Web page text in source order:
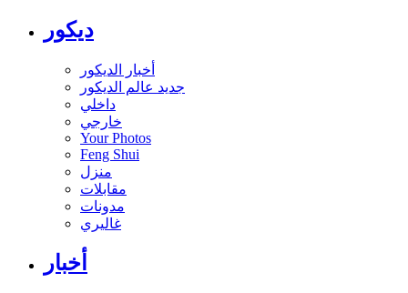
ديكور
أخبار الديكور
جديد عالم الديكور
داخلي
خارجي
Your Photos
Feng Shui
منزل
مقابلات
مدونات
غاليري
أخبار